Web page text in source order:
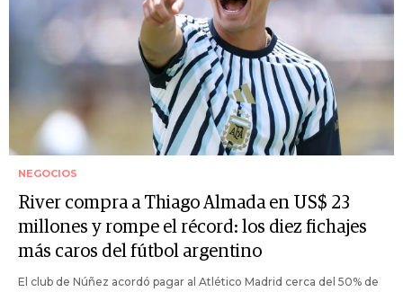
NEGOCIOS
River compra a Thiago Almada en US$ 23
millones y rompe el récord: los diez fichajes
más caros del fútbol argentino
El club de Núñez acordó pagar al Atlético Madrid cerca del 50% de